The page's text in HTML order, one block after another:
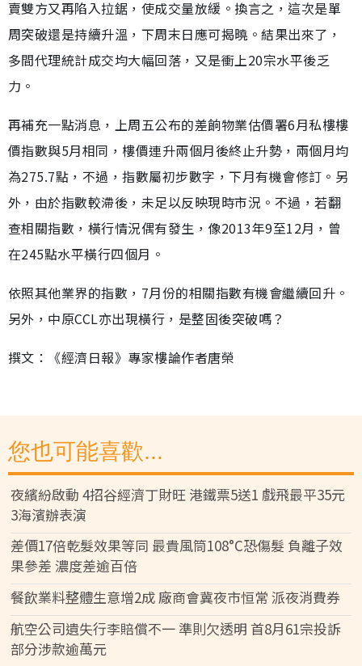
賣雙方又再陷入拉鋸，使成交量放緩。換言之，這次是單
周突破還是持續升溫，下周末日應可揭曉。結果出來了，
多間代理統計成交均大幅回落，又是衝上20宗水平後乏
力。
再補充一點消息，上周五公布的差餉物業估價署6月私樓樓
價指數與5月相同，樓價連升兩個月後終止升勢，兩個月均
為275.7點，不過，指數屬初步數字，下月有機會修訂。另
外，由於指數較滯後，未足以反映現時市況。不過，若翻
查相關指數，橫行情況偶有發生，像2013年9至12月，曾
在245點水平橫行四個月。
依照其他業界的指數，7月份的相關指數有機會繼續回升。
另外，中原CCL亦出現橫行，是整固後突破嗎？
撰文：《經濟日報》專家樓論作者唐榮
您也可能喜歡...
夜繽紛啟動 4招谷經濟丁財旺 港鐵票5送1 戲飛最平35元
3海濱辦表演
差價17倍乾髮效果等同 最貴風筒108°C恐傷髮 負離子效
果參差 濃度差逾百倍
餐飲業料整體生意增2成 廠商會冀夜市恒常 派夜消費券
航空公司遺失行李賠償不一 準則欠透明 首8月61宗投訴
部分涉款逾萬元